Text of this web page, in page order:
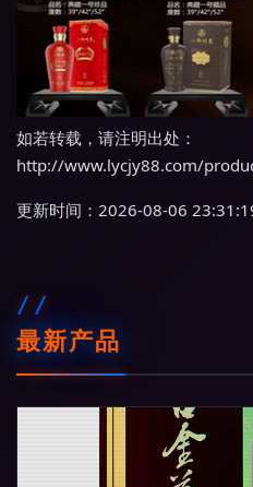
如若转载，请注明出处：
http://www.lycjy88.com/
更新时间：2026-08-06
最新产品